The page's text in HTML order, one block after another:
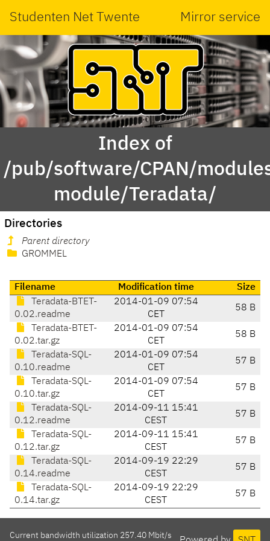
Studenten Net Twente Mirror service
Index of
/pub/software/CPAN/
module/Teradata/
Directories
Parent directory
GROMMEL
Filename Modification time
Size
Teradata-BTET-
0.02.readme
2014-01-09 07:54
CET
58 B
Teradata-BTET-
0.02.tar.gz
2014-01-09 07:54
CET
58 B
Teradata-SQL-
0.10.readme
2014-01-09 07:54
CET
57 B
Teradata-SQL-
0.10.tar.gz
2014-01-09 07:54
CET
57 B
Teradata-SQL-
0.12.readme
2014-09-11 15:41
CEST
57 B
Teradata-SQL-
0.12.tar.gz
2014-09-11 15:41
CEST
57 B
Teradata-SQL-
0.14.readme
2014-09-19 22:29
CEST
57 B
Teradata-SQL-
0.14.tar.gz
2014-09-19 22:29
CEST
57 B
Current bandwidth utilization 257.40 Mbit/s